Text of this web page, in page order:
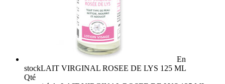
En
stockLAIT VIRGINAL ROSEE DE LYS 125 ML
Qté